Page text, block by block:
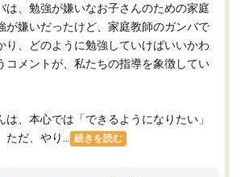
は、勉強が嫌いなお子さんのための家庭
が嫌いだったけど、家庭教師のガンバで
り、どのように勉強していけばいいかわ
コメントが、私たちの指導を象徴してい
は、本心では「できるようになりたい」
だ、やり...
続きを読む